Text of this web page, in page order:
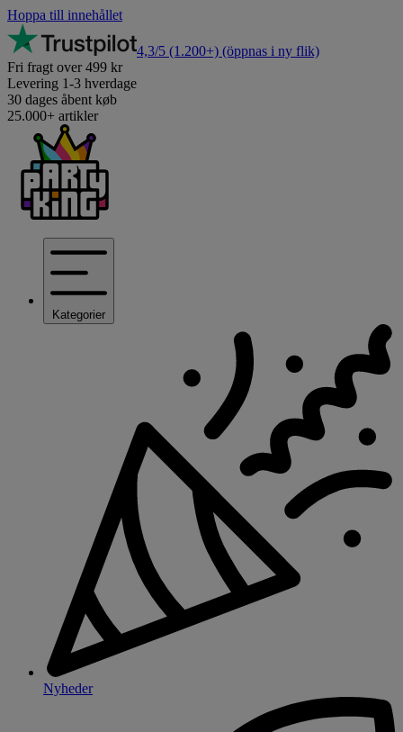
Hoppa till innehållet
4,3/5 (1.200+) (öppnas i ny flik)
Fri fragt over 499 kr
Levering 1-3 hverdage
30 dages åbent køb
25.000+ artikler
Kategorier
Nyheder